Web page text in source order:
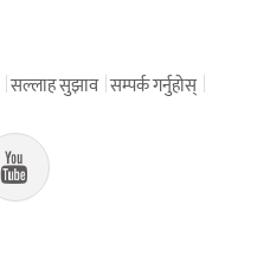
सल्लाह सुझाव सम्पर्क गर्नुहोस्